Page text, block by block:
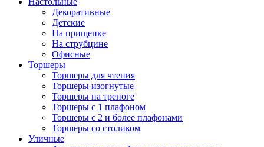
Декоративные
Детские
На прищепке
На струбцине
Офисные
Торшеры
Торшеры для чтения
Торшеры изогнутые
Торшеры на треноге
Торшеры с 1 плафоном
Торшеры с 2 и более плафонами
Торшеры со столиком
Уличные